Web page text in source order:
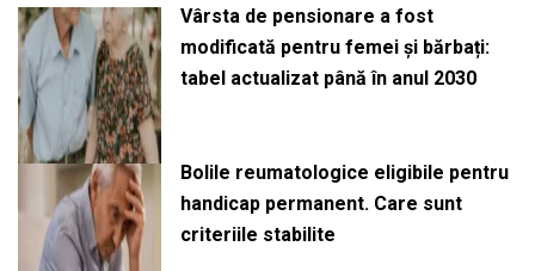
Vârsta de pensionare a fost
modificată pentru femei și bărbați:
tabel actualizat până în anul 2030
Bolile reumatologice eligibile pentru
handicap permanent. Care sunt
criteriile stabilite